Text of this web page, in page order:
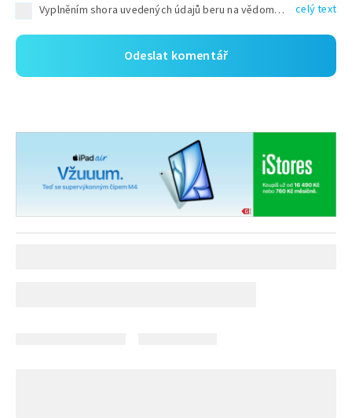
Vyplněním shora uvedených údajů beru na vědomí, že společnost TEXT FACTORY s.r.o., sídlem Brno, Durďákova 336/29, Černá Pole, PSČ: 613 00, IČ: 06157831, zapsané u Krajského soudu v Brně, oddíl C, vložka 100399, bude zpracovávat mé osobní údaje uvedené v rámci mnou vyplněného registračního formuláře na základě oprávněných zájmů TEXT FACTORY s.r.o. dle čl. 6 odst. 1 písm. f) GDPR a pro splnění právních povinností (čl. 6 odst. 1 písm. c) GDPR), a to pro tyto účely: nezbytnost zajistit oprávnění návštěvníka webových stránek provozovaných společností TEXT FACTORY s.r.o. přispívat aktivně ke zveřejněným článkům nebo v rámci diskusních fór a výkon práv TEXT FACTORY s.r.o. jako administrátora těchto diskusních fór. Více informací o zpracování osobních údajů a právech lze nalézt v celý text